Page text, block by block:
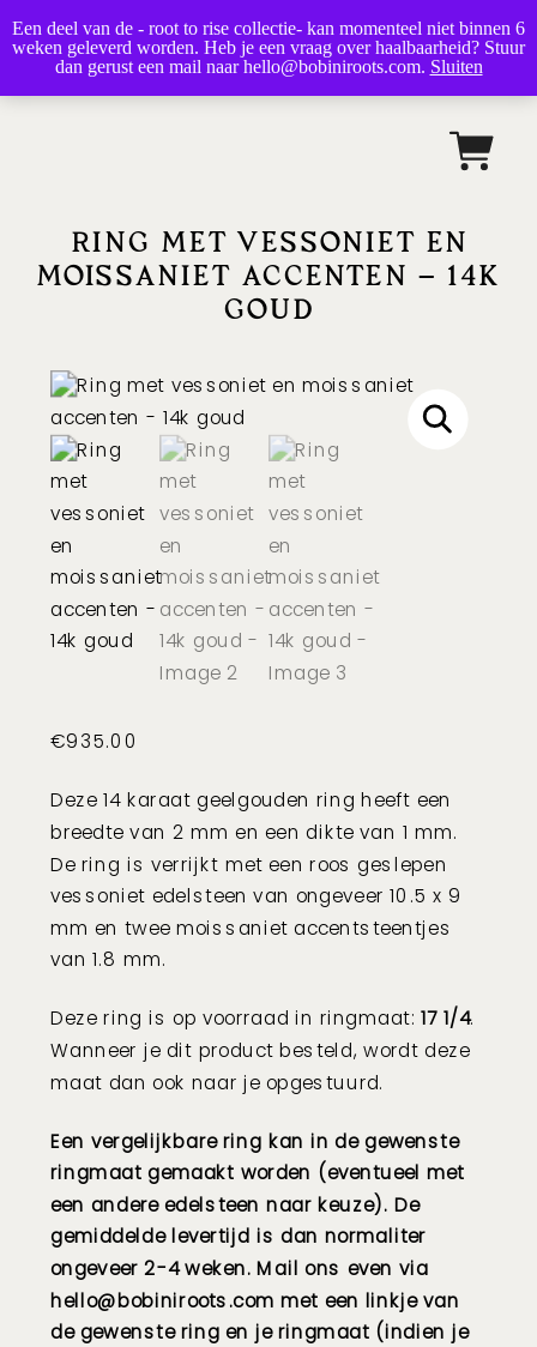
Een deel van de - root to rise collectie- kan momenteel niet binnen 6
weken geleverd worden. Heb je een vraag over haalbaarheid? Stuur
dan gerust een mail naar hello@bobiniroots.com. Sluiten
bobini roots
RING MET VESSONIET EN
MOISSANIET ACCENTEN – 14K
GOUD
€935.00
Deze 14 karaat geelgouden ring heeft een
breedte van 2 mm en een dikte van 1 mm.
De ring is verrijkt met een roos geslepen
vessoniet edelsteen van ongeveer 10.5 x 9
mm en twee moissaniet accentsteentjes
van 1.8 mm.
Deze ring is op voorraad in ringmaat:17 1/4.
Wanneer je dit product besteld, wordt deze
maat dan ook naar je opgestuurd.
Een vergelijkbare ring kan in de gewenste
ringmaat gemaakt worden (eventueel met
een andere edelsteen naar keuze). De
gemiddelde levertijd is dan normaliter
ongeveer 2-4 weken. Mail ons even via
hello@bobiniroots.com met een linkje van
de gewenste ring en je ringmaat (indien je